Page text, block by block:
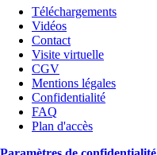
Téléchargements
Vidéos
Contact
Visite virtuelle
CGV
Mentions légales
Confidentialité
FAQ
Plan d'accès